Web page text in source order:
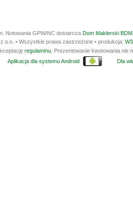
Notowania GPW/NC dostarcza Dom Maklerski
o.o. • Wszystkie prawa zastrzeżone • produkcja:
regulaminu . Prezentowanie kwotowania
Aplikacja dla systemu Android Dla